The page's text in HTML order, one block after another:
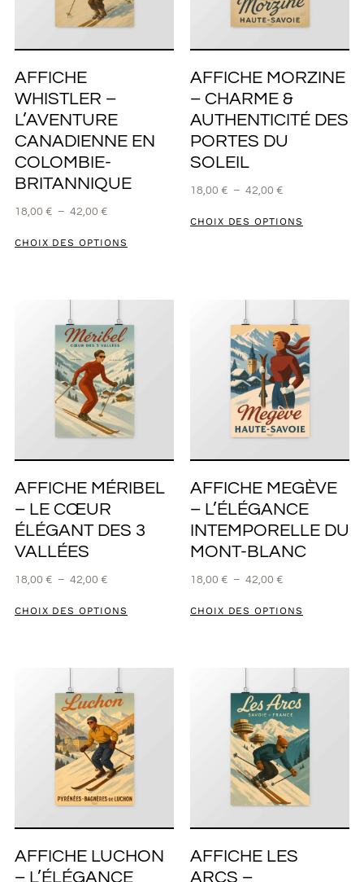
AFFICHE
WHISTLER –
L’AVENTURE
CANADIENNE EN
COLOMBIE-
BRITANNIQUE
18,00 € – 42,00 €
CHOIX DES OPTIONS
AFFICHE MORZINE
– CHARME &
AUTHENTICITÉ DES
PORTES DU
SOLEIL
18,00 € – 42,00 €
CHOIX DES OPTIONS
AFFICHE MÉRIBEL
– LE CŒUR
ÉLÉGANT DES 3
VALLÉES
18,00 € – 42,00 €
CHOIX DES OPTIONS
AFFICHE MEGÈVE
– L’ÉLÉGANCE
INTEMPORELLE DU
MONT-BLANC
18,00 € – 42,00 €
CHOIX DES OPTIONS
AFFICHE LUCHON
– L’ÉLÉGANCE
AFFICHE LES
ARCS –